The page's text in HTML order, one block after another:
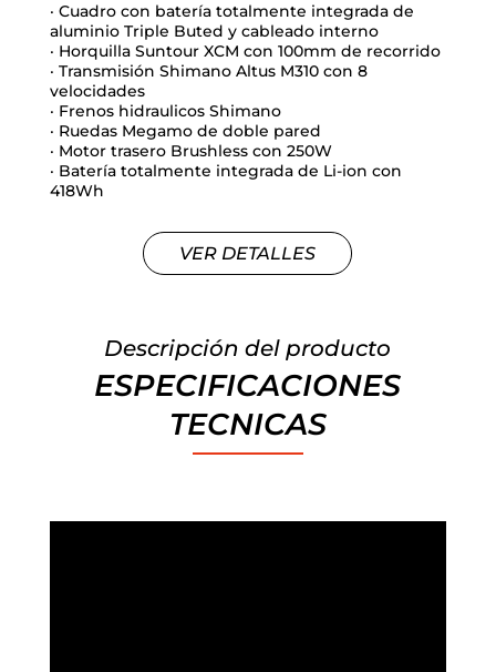
· Cuadro con batería totalmente integrada de
aluminio Triple Buted y cableado interno
· Horquilla Suntour XCM con 100mm de recorrido
· Transmisión Shimano Altus M310 con 8
velocidades
· Frenos hidraulicos Shimano
· Ruedas Megamo de doble pared
· Motor trasero Brushless con 250W
· Batería totalmente integrada de Li-ion con
418Wh
VER DETALLES
Descripción del producto
ESPECIFICACIONES
TECNICAS